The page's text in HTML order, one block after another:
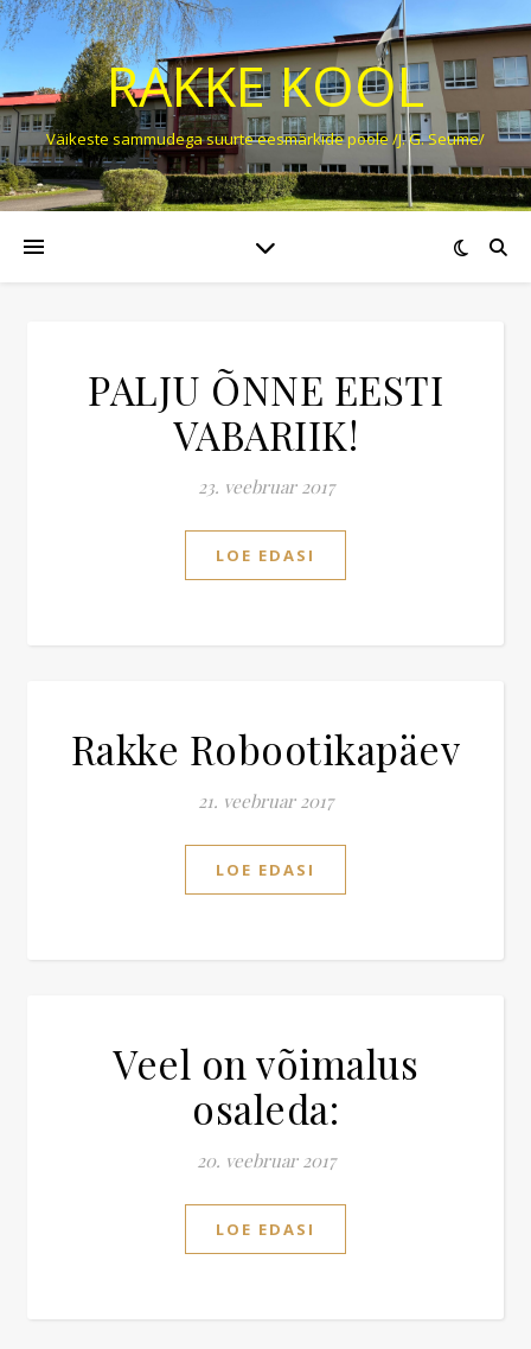
RAKKE KOOL
Väikeste sammudega suurte eesmärkide poole /J. G. Seume/
PALJU ÕNNE EESTI
VABARIIK!
23. veebruar 2017
LOE EDASI
Rakke Robootikapäev
21. veebruar 2017
LOE EDASI
Veel on võimalus
osaleda:
20. veebruar 2017
LOE EDASI